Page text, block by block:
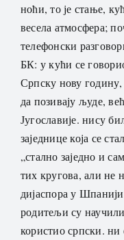
ноћи, то је стање,
весела атмосфера;
телефонски
БК: у кући се
Српску нову годину,
да позивају људе,
Југославије. нису
заједнице која се
„стално заједно и
тих кругова, али не
дијаспора у
родитељи су
користио српски. ни